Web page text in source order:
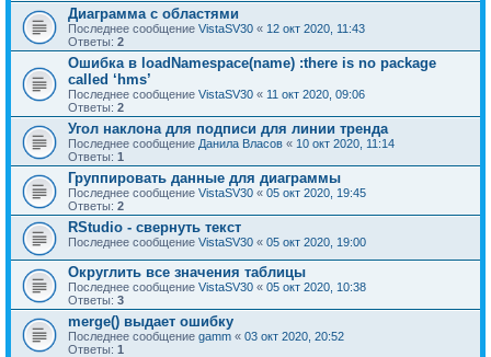
Диаграмма с областями
Последнее сообщение VistaSV30 « 12 окт 2020, 11:43
Ответы: 2
Ошибка в loadNamespace(name) :there is no package
called ‘hms’
Последнее сообщение VistaSV30 « 11 окт 2020, 09:06
Ответы: 2
Угол наклона для подписи для линии тренда
Последнее сообщение Данила Власов « 10 окт 2020, 11:14
Ответы: 1
Группировать данные для диаграммы
Последнее сообщение VistaSV30 « 05 окт 2020, 19:45
Ответы: 2
RStudio - свернуть текст
Последнее сообщение VistaSV30 « 05 окт 2020, 19:00
Округлить все значения таблицы
Последнее сообщение VistaSV30 « 05 окт 2020, 10:38
Ответы: 3
merge() выдает ошибку
Последнее сообщение gamm « 03 окт 2020, 20:52
Ответы: 1